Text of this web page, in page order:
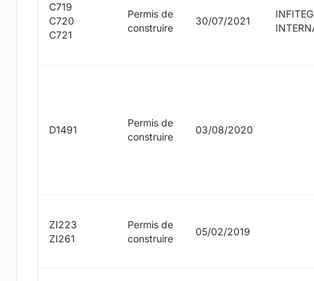
C719
C720
C721
Permis de
construire
30/07/2021
INFITEG
D1491
Permis de
construire
03/08/2020
ZI223
ZI261
Permis de
construire
05/02/2019